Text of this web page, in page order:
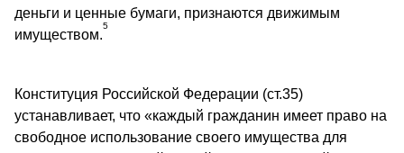
деньги и ценные бумаги, признаются движимым
имуществом.
5
Конституция Российской Федерации (ст.35)
устанавливает, что «каждый гражданин имеет право на
свободное использование своего имущества для